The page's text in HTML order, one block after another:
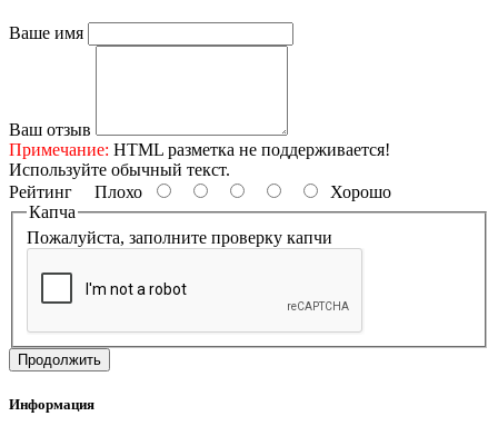
Ваше имя
Ваш отзыв
Примечание: HTML разметка не поддерживается!
Используйте обычный текст.
Рейтинг Плохо
Хорошо
Капча
Пожалуйста, заполните проверку капчи
Продолжить
Информация